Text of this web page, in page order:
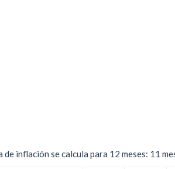
de inflación se calcula para 12 meses: 11